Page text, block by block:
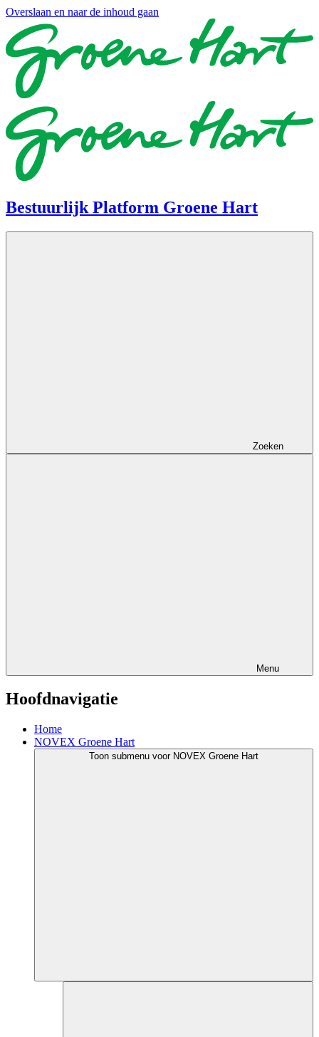
Overslaan en naar de inhoud gaan
Bestuurlijk Platform Groene Hart
Zoeken
Menu
Hoofdnavigatie
Home
NOVEX Groene Hart
Toon submenu voor NOVEX Groene Hart